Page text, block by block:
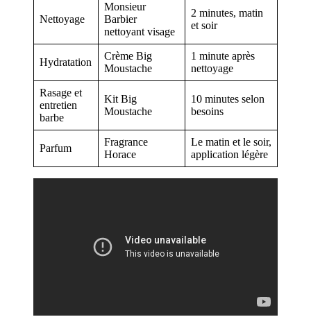
Nettoyage
Monsieur
Barbier
nettoyant visage
2 minutes, matin
et soir
Hydratation
Crème Big
Moustache
1 minute après
nettoyage
Rasage et
entretien
barbe
Kit Big
Moustache
10 minutes selon
besoins
Parfum
Fragrance
Horace
Le matin et le soir,
application légère